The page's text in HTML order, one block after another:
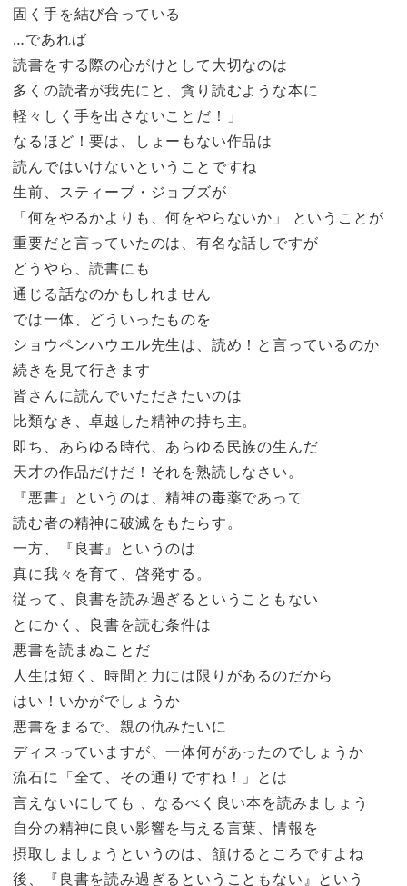
固く手を結び合っている
…であれば
読書をする際の心がけとして大切なのは
多くの読者が我先にと、貪り読むような本に
軽々しく手を出さないことだ！」
なるほど！要は、しょーもない作品は
読んではいけないということですね
生前、スティーブ・ジョブズが
「何をやるかよりも、何をやらないか」 ということが
重要だと言っていたのは、有名な話しですが
どうやら、読書にも
通じる話なのかもしれません
では一体、どういったものを
ショウペンハウエル先生は、読め！と言っているのか
続きを見て行きます
皆さんに読んでいただきたいのは
比類なき、卓越した精神の持ち主。
即ち、あらゆる時代、あらゆる民族の生んだ
天才の作品だけだ！それを熟読しなさい。
『悪書』というのは、精神の毒薬であって
読む者の精神に破滅をもたらす。
一方、『良書』というのは
真に我々を育て、啓発する。
従って、良書を読み過ぎるということもない
とにかく、良書を読む条件は
悪書を読まぬことだ
人生は短く、時間と力には限りがあるのだから
はい！いかがでしょうか
悪書をまるで、親の仇みたいに
ディスっていますが、一体何があったのでしょうか
流石に「全て、その通りですね！」とは
言えないにしても 、なるべく良い本を読みましょう
自分の精神に良い影響を与える言葉、情報を
摂取しましょうというのは、頷けるところですよね
後、『良書を読み過ぎるということもない』という